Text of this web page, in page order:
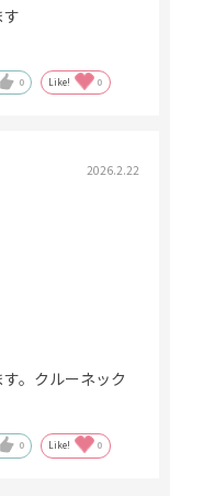
0 Like! 0
2026.2.22
。クルーネック
0 Like! 0